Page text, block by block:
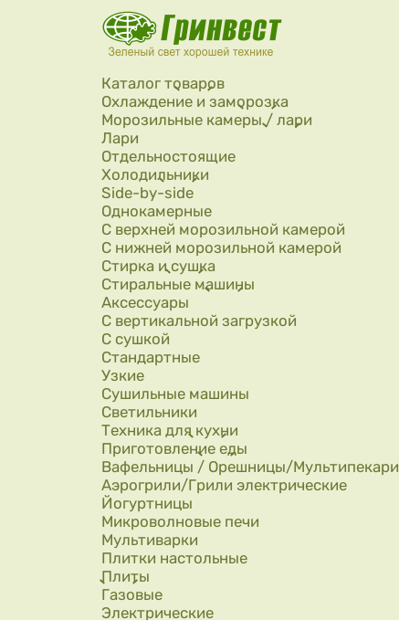
Перейти к основному содержанию
Каталог товаров
Охлаждение и заморозка
Морозильные камеры / лари
Лари
Отдельностоящие
Холодильники
Side-by-side
Однокамерные
С верхней морозильной камерой
С нижней морозильной камерой
Стирка и сушка
Стиральные машины
Аксессуары
С вертикальной загрузкой
С сушкой
Стандартные
Узкие
Сушильные машины
Светильники
Техника для кухни
Приготовление еды
Вафельницы / Орешницы/Мультипекари
Аэрогрили/Грили электрические
Йогуртницы
Микроволновые печи
Мультиварки
Плитки настольные
Плиты
Газовые
Электрические